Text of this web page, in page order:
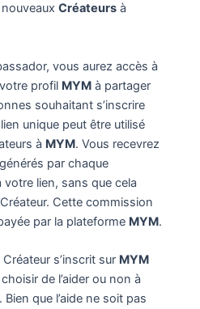
Créateursà
vous aurez accès à
profil MYMà partager
souhaitant s’inscrire
unique peut être utilisé
à MYM. Vous recevrez
par chaque
lien, sans que cela
Cette commission
par la plateforme MYM.
s’inscrit sur MYM
de l’aider ou non à
que l’aide ne soit pas